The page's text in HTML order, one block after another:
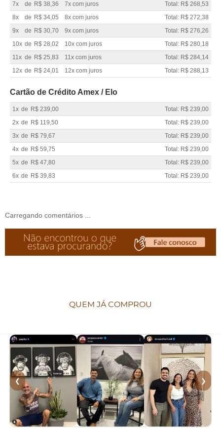
7x
de R$ 38,36 7x com juros
Total: R$ 268,53
8x
de R$ 34,05 8x com juros
Total: R$ 272,38
9x
de R$ 30,70 9x com juros
Total: R$ 276,26
10x de R$ 28,02 10x com juros
Total: R$ 280,18
11x de R$ 25,83 11x com juros
Total: R$ 284,14
12x de R$ 24,01 12x com juros Total: R$ 288,13
Cartão de Crédito Amex / Elo
1x de R$ 239,00
Total: R$ 239,00
2x de R$ 119,50
Total: R$ 239,00
3x de R$ 79,67
Total: R$ 239,00
4x de R$ 59,75
Total: R$ 239,00
5x de R$ 47,80
Total: R$ 239,00
6x de R$ 39,83 Total: R$ 239,00
Carregando comentários ...
QUEM JÁ COMPROU
❮ ❯